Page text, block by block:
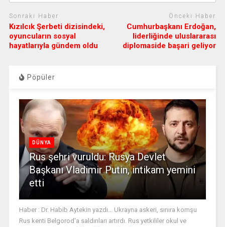
Sonraki Haber
Kızılcık Şerbeti dizisindeki,
oyuncuların sosyal
hayatlarıyla gündem oldu
Önceki Haber
Cumhurbaşkanı Erdoğan,
liderliğinde uluslararası
diplomaside başari geliyor
Pöpüler
DÜNYA
Rus şehri vuruldu: Rusya Devlet
Başkanı Vladimir Putin, intikam yemini
etti
Haber : Dr. Habib Aytekin yazdı... Ukrayna askeri, sınıra komşu
Rus kenti Belgorod'a saldırıları artırdı. Rus yetkililer okul ve